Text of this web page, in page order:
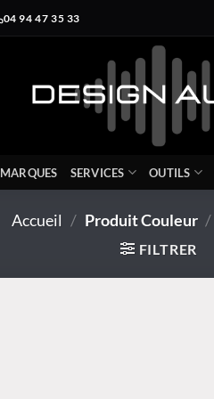
04 94 47 35 33
MARQUES SERVICES OUTILS
Accueil / Produit Couleur /
FILTRER